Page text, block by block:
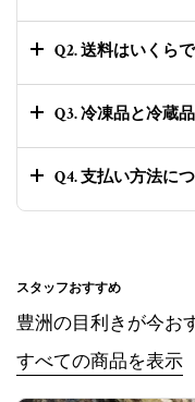
Q2. 送料はいくら
Q3. 冷凍品と冷蔵
Q4. 支払い方法に
スタッフおすすめ
豊洲の目利きが今お
すべての商品を表示